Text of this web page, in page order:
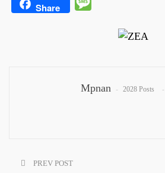
Share
Mpnan 2028 Posts
PREV POST